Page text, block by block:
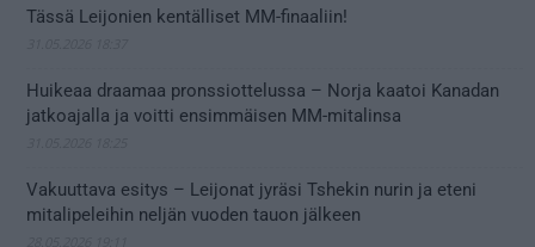
Tässä Leijonien kentälliset MM-finaaliin!
Huikeaa draamaa pronssiottelussa – Norja kaatoi Kanadan
jatkoajalla ja voitti ensimmäisen MM-mitalinsa
Vakuuttava esitys – Leijonat jyräsi Tshekin nurin ja eteni
mitalipeleihin neljän vuoden tauon jälkeen